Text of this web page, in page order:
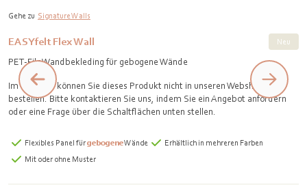
Gehe zu Signature Walls
EASYfelt Flex Wall
PET-Filz Wandbekleding für gebogene Wände
Neu
Im Moment können Sie dieses Produkt nicht in unseren Webshop
bestellen. Bitte kontaktieren Sie uns, indem Sie ein Angebot anfordern
oder eine Frage über die Schaltflächen unten stellen.
Flexibles Panel fürgebogeneWände
Erhältlich in mehreren Farben
Mit oder ohne Muster